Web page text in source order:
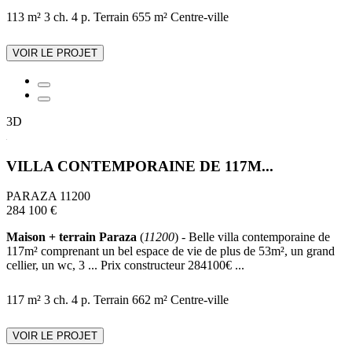
113 m² 3 ch. 4 p. Terrain 655 m² Centre-ville
VOIR LE PROJET
3D
VILLA CONTEMPORAINE DE 117M...
PARAZA 11200
284 100 €
Maison + terrain Paraza (11200) - Belle villa contemporaine de
117m² comprenant un bel espace de vie de plus de 53m², un grand
cellier, un wc, 3 ... Prix constructeur 284100€ ...
117 m² 3 ch. 4 p. Terrain 662 m² Centre-ville
VOIR LE PROJET